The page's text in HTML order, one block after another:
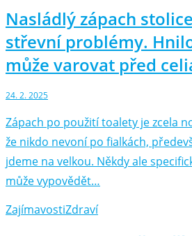
Nasládlý zápach
střevní problémy.
může varovat před
24. 2. 2025
Zápach po použití toalety je zcela
že nikdo nevoní po fialkách,
jdeme na velkou. Někdy ale
může vypovědět…
ZajímavostiZdraví